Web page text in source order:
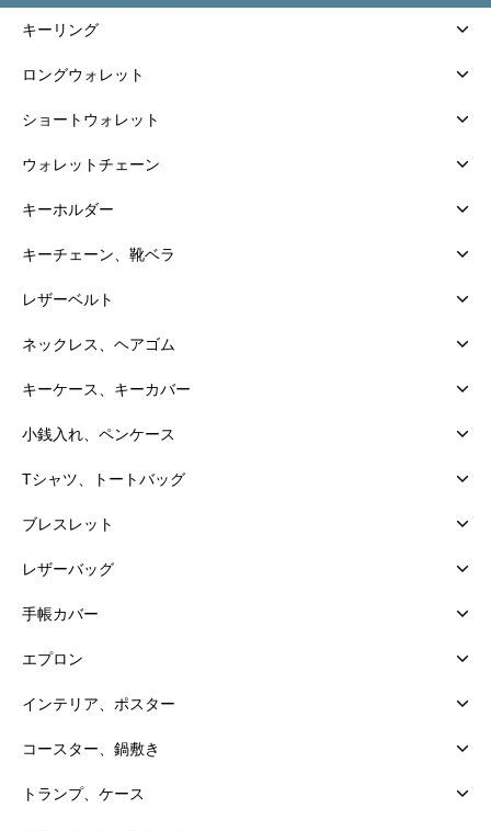
キーリング
ロングウォレット
ショートウォレット
ウォレットチェーン
キーホルダー
キーチェーン、靴ベラ
レザーベルト
ネックレス、ヘアゴム
キーケース、キーカバー
小銭入れ、ペンケース
Tシャツ、トートバッグ
ブレスレット
レザーバッグ
手帳カバー
エプロン
インテリア、ポスター
コースター、鍋敷き
トランプ、ケース